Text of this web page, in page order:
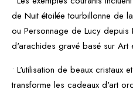
de Nuit étoilée tourbillonne de
ou Personnage de Lucy depuis
d'arachides gravé basé sur Art
• L'utilisation de beaux cristaux et
transforme les cadeaux d'art